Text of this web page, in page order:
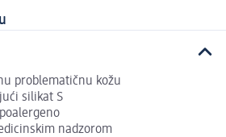
problematičnu kožu
silikat S
nadzorom